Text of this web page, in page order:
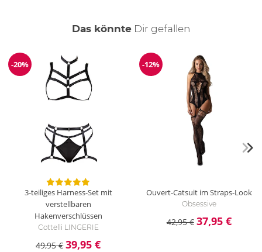
Das könnte Dir auch
gefallen
Reduzierung
-20%
3-teiliges Harness-Set mit
verstellbaren
Hakenverschlüssen
Cottelli LINGERIE
49,95 € 39,95 €
Reduzierung
-12%
Ouvert-Catsuit im Straps-Look
Obsessive
42,95 € 37,95 €